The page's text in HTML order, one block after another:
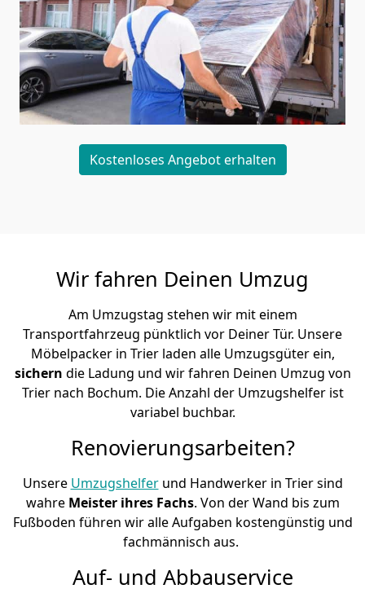
Kostenloses Angebot erhalten
Wir fahren Deinen Umzug
Am Umzugstag stehen wir mit einem
Transportfahrzeug pünktlich vor Deiner Tür. Unsere
Möbelpacker in Trier laden alle Umzugsgüter ein,
sichern die Ladung und wir fahren Deinen Umzug von
Trier nach Bochum. Die Anzahl der Umzugshelfer ist
variabel buchbar.
Renovierungsarbeiten?
Unsere Umzugshelferund Handwerker in Trier sind
wahre Meister ihres Fachs. Von der Wand bis zum
Fußboden führen wir alle Aufgaben kostengünstig und
fachmännisch aus.
Auf- und Abbauservice